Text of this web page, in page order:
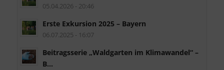
05.04.2026 - 20:46
Erste Exkursion 2025 – Bayern
06.07.2025 - 16:07
Beitragsserie „Waldgarten im Klimawandel“ –
B...